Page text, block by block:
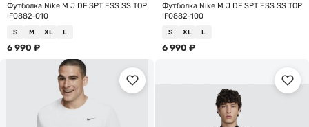
Футболка Nike M J DF SPT ESS SS TOP
IF0882-010
S M XL L
6 990 ₽
Футболка Nike M J DF SPT ESS SS TOP
IF0882-100
S XL L
6 990 ₽